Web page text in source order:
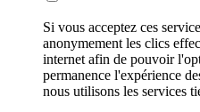
Si vous acceptez ces
anonymement les clics
internet afin de pouvoir
permanence l'expérience
nous utilisons les services